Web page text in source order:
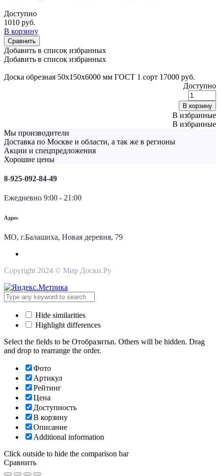
Доступно
1010 руб.
В корзину
Сравнить
Добавить в список избранных
Добавить в список избранных
Доска обрезная 50х150х6000 мм ГОСТ 1 сорт 17000 руб.
Доступно
В корзину
В избранные
В избранные
Мы производители
Доставка по Москве и области, а так же в регионы
Акции и спецпредложения
Хорошие цены
8-925-092-84-49
Ежедневно 9:00 - 21:00
Адрес
МО, г.Балашиха, Новая деревня, 79
Copyright 2024 © Мир Доски.Ру
Hide similarities
Highlight differences
Select the fields to be Отобразитьn. Others will be hidden. Drag
and drop to rearrange the order.
Фото
Артикул
Рейтинг
Цена
Доступность
В корзину
Описание
Additional information
Click outside to hide the comparison bar
Сравнить